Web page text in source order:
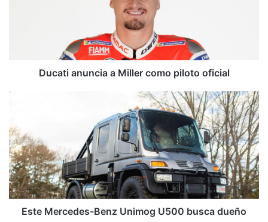
Ducati anuncia a Miller como piloto oficial
Unimog
U500
busca
dueño
Este Mercedes-Benz Unimog U500 busca dueño